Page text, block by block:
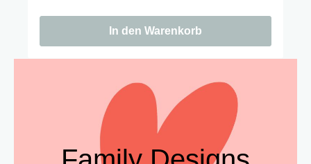
In den Warenkorb